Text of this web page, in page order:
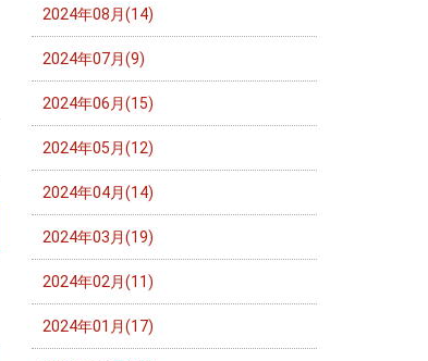
2024年08月(14)
2024年07月(9)
2024年06月(15)
2024年05月(12)
2024年04月(14)
2024年03月(19)
2024年02月(11)
2024年01月(17)